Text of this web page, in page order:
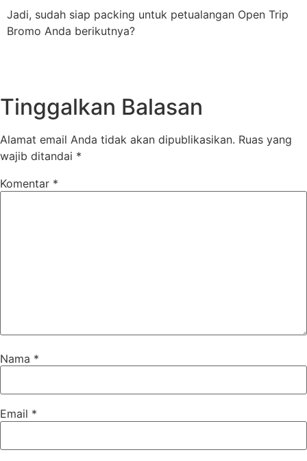
Jadi, sudah siap packing untuk petualangan Open Trip
Bromo Anda berikutnya?
Tinggalkan Balasan
Alamat email Anda tidak akan dipublikasikan. Ruas yang
wajib ditandai *
Komentar *
Nama *
Email *